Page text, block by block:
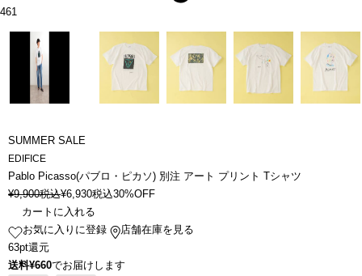
461
SUMMER SALE
EDIFICE
Pablo Picasso(パブロ・ピカソ) 別注 アート プリント Tシャツ
¥9,900税込¥6,930税込30%OFF
カートに入れる
お気に入りに登録
店舗在庫を見る
63pt還元
送料¥660でお届けします